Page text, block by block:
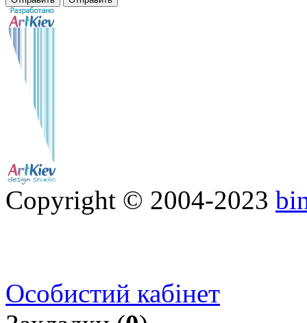
Copyright © 2004-2023
Особистий кабінет